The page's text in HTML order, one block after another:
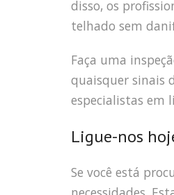
disso, os
telhado sem
Faça uma
quaisquer sinais
especialistas em
Ligue-nos
Se você está